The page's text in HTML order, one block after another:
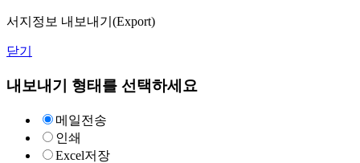
서지정보 내보내기(Export)
닫기
내보내기 형태를 선택하세요
메일전송
인쇄
Excel저장